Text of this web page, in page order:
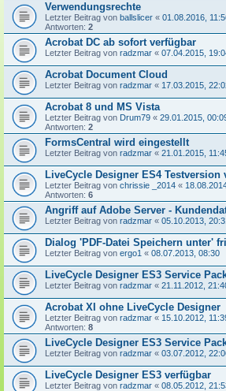
Verwendungsrechte
Letzter Beitrag von ballslicer « 01.08.2016,
Antworten: 2
Acrobat DC ab sofort verfügbar
Letzter Beitrag von radzmar « 07.04.2015,
Acrobat Document Cloud
Letzter Beitrag von radzmar « 17.03.2015,
Acrobat 8 und MS Vista
Letzter Beitrag von Drum79 « 29.01.2015,
Antworten: 2
FormsCentral wird eingestellt
Letzter Beitrag von radzmar « 21.01.2015,
LiveCycle Designer ES4 Testversion
Letzter Beitrag von chrissie _2014 «
Antworten: 6
Angriff auf Adobe Server -
Letzter Beitrag von radzmar « 05.10.2013,
Dialog 'PDF-Datei Speichern unter'
Letzter Beitrag von ergo1 « 08.07.2013, 08:30
LiveCycle Designer ES3 Service
Letzter Beitrag von radzmar « 21.11.2012,
Acrobat XI ohne LiveCycle Designer
Letzter Beitrag von radzmar « 15.10.2012,
Antworten: 8
LiveCycle Designer ES3 Service
Letzter Beitrag von radzmar « 03.07.2012,
LiveCycle Designer ES3 verfügbar
Letzter Beitrag von radzmar « 08.05.2012,